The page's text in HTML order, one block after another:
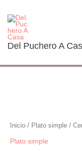
contenido
Del Puchero A
Inicio / Plato simple /
Plato simple
a
la